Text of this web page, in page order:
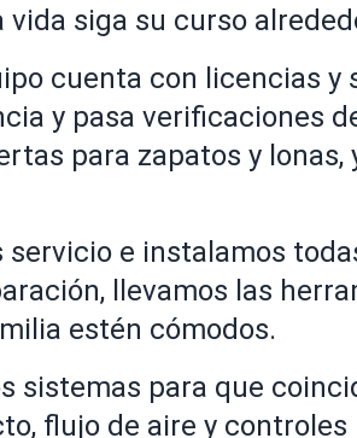
siga su curso
cuenta con licencias y
y pasa verificaciones
para zapatos y lonas,
servicio e instalamos
llevamos las
estén cómodos.
sistemas para que
flujo de aire y